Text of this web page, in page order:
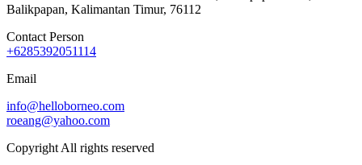
Balikpapan, Kalimantan Timur, 76112
Contact Person
+6285392051114
Email
info@helloborneo.com
roeang@yahoo.com
Copyright All rights reserved